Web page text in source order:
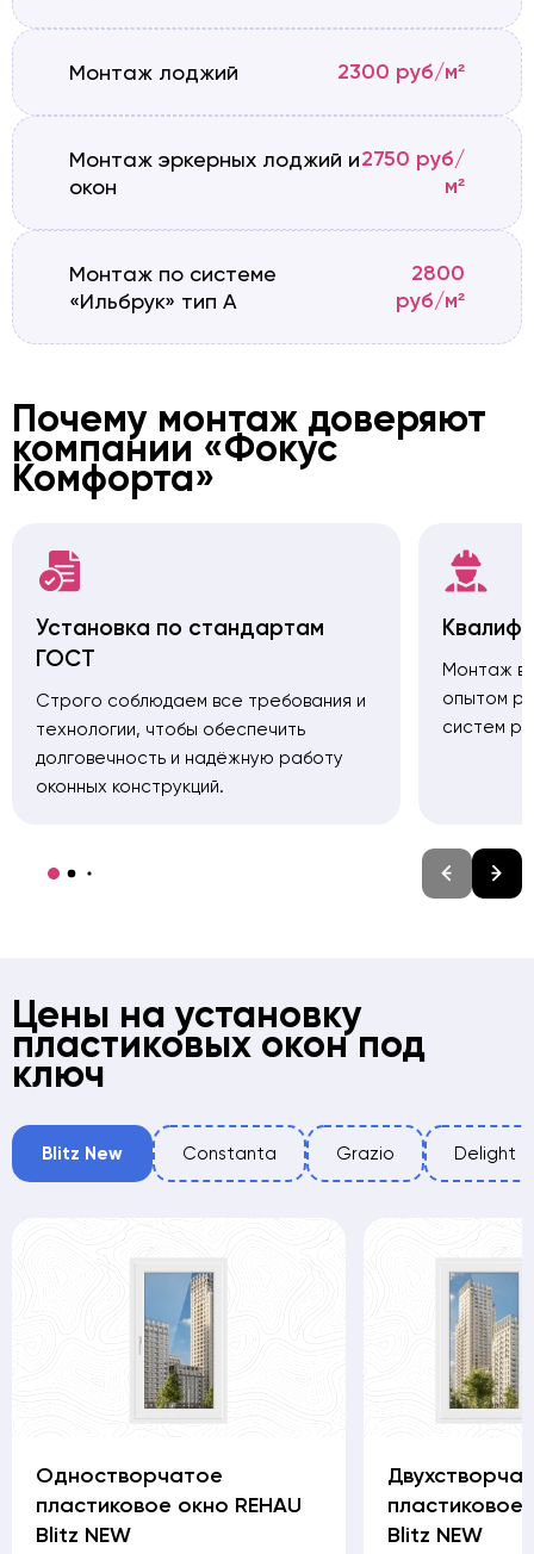
Монтаж лоджий 2300 руб/м²
Монтаж эркерных лоджий и
окон
2750 руб/
м²
Монтаж по системе
«Ильбрук» тип А
2800
руб/м²
Почему монтаж доверяют
компании «Фокус
Комфорта»
Установка по стандартам
ГОСТ
Строго соблюдаем все требования и
технологии, чтобы обеспечить
долговечность и надёжную работу
оконных конструкций.
Монтаж
опытом
систем
Цены на установку
пластиковых окон под
ключ
Blitz New Constanta Grazio Delight
Одностворчатое
пластиковое окно REHAU
Blitz NEW
пластиковое
Blitz NEW